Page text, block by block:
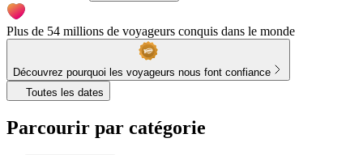
Plus de 54 millions de voyageurs conquis dans le monde
Découvrez pourquoi les voyageurs nous font confiance
Toutes les dates
Parcourir par catégorie